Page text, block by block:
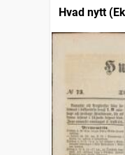
Hvad nytt